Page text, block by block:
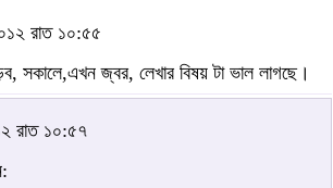
রাত ১০:৫৫
সকালে,এখন জ্বর, লেখার বিষয় টা ভাল লাগছে।
রাত ১০:৫৭